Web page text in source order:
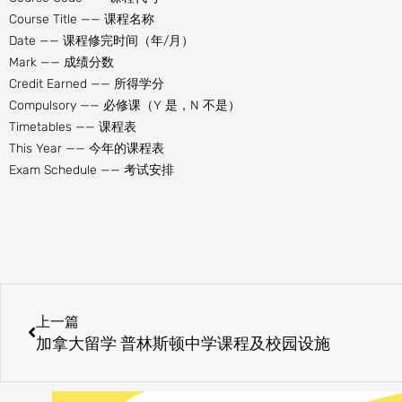
Course Title —— 课程名称
Date —— 课程修完时间（年/月）
Mark —— 成绩分数
Credit Earned —— 所得学分
Compulsory —— 必修课（Y 是，N 不是）
Timetables —— 课程表
This Year —— 今年的课程表
Exam Schedule —— 考试安排
上一篇
加拿大留学 普林斯顿中学课程及校园设施